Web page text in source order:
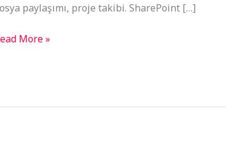
paylaşımı, proje takibi. SharePoint […]
More »